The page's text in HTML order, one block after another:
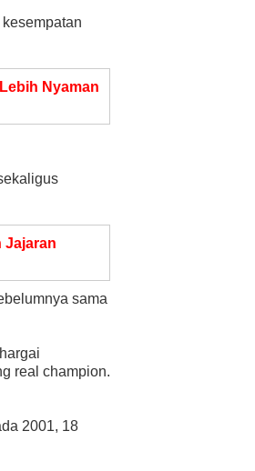
Nyaman
Jajaran
sama
real champion.
2001, 18